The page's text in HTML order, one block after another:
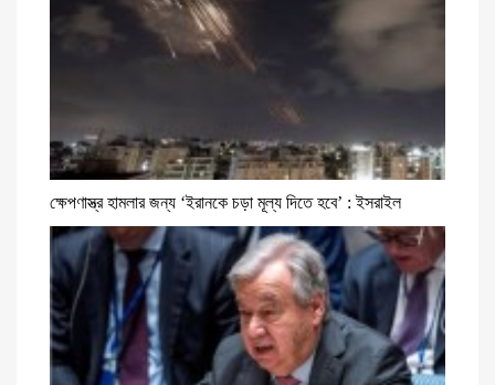
ক্ষেপণাস্ত্র হামলার জন্য ‘ইরানকে চড়া মূল্য দিতে হবে’ : ইসরাইল